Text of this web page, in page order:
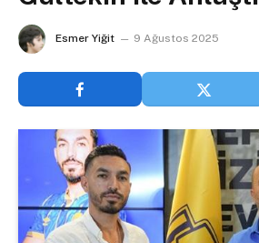
Esmer Yiğit 9 Ağustos 2025